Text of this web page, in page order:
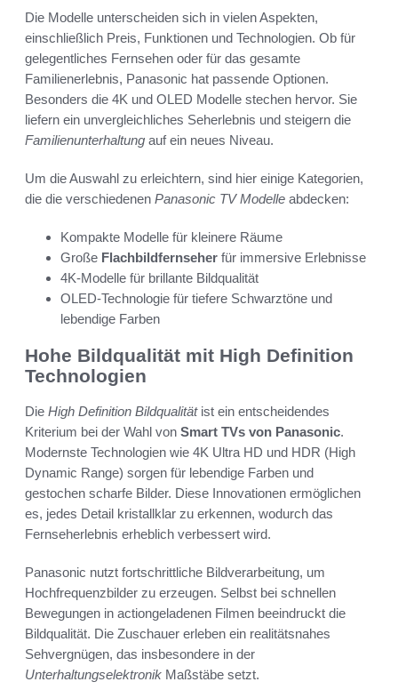
Die Modelle unterscheiden sich in vielen Aspekten,
einschließlich Preis, Funktionen und Technologien. Ob für
gelegentliches Fernsehen oder für das gesamte
Familienerlebnis, Panasonic hat passende Optionen.
Besonders die 4K und OLED Modelle stechen hervor. Sie
liefern ein unvergleichliches Seherlebnis und steigern die
Familienunterhaltung auf ein neues Niveau.
Um die Auswahl zu erleichtern, sind hier einige Kategorien,
die die verschiedenen Panasonic TV Modelle abdecken:
Kompakte Modelle für kleinere Räume
Große Flachbildfernseher für immersive Erlebnisse
4K-Modelle für brillante Bildqualität
OLED-Technologie für tiefere Schwarztöne und
lebendige Farben
Hohe Bildqualität mit High Definition
Technologien
Die High Definition Bildqualitätist ein entscheidendes
Kriterium bei der Wahl von Smart TVs von Panasonic.
Modernste Technologien wie 4K Ultra HD und HDR (High
Dynamic Range) sorgen für lebendige Farben und
gestochen scharfe Bilder. Diese Innovationen ermöglichen
es, jedes Detail kristallklar zu erkennen, wodurch das
Fernseherlebnis erheblich verbessert wird.
Panasonic nutzt fortschrittliche Bildverarbeitung, um
Hochfrequenzbilder zu erzeugen. Selbst bei schnellen
Bewegungen in actiongeladenen Filmen beeindruckt die
Bildqualität. Die Zuschauer erleben ein realitätsnahes
Sehvergnügen, das insbesondere in der
Unterhaltungselektronik Maßstäbe setzt.